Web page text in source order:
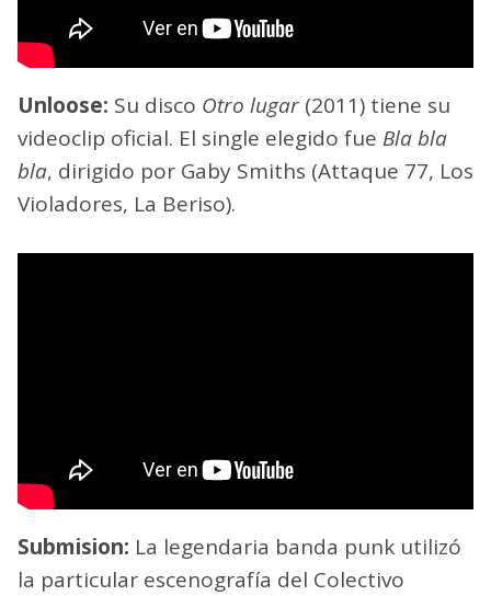
Unloose: Su disco Otro lugar (2011) tiene su
videoclip oficial. El single elegido fue Bla bla
bla, dirigido por Gaby Smiths (Attaque 77, Los
Violadores, La Beriso).
Submision: La legendaria banda punk utilizó
la particular escenografía del Colectivo